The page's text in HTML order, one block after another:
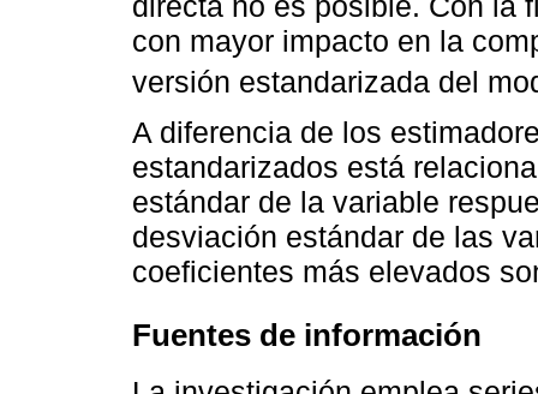
con mayor impacto en la
versión estandarizada del
A diferencia de los
estandarizados está
estándar de la variable
desviación estándar de las
coeficientes más elevados
Fuentes de información